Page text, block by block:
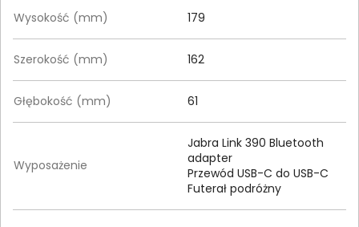
Wysokość (mm) 179
Szerokość (mm) 162
Głębokość (mm) 61
Wyposażenie
Jabra Link 390 Bluetooth
adapter
Przewód USB-C do USB-C
Futerał podróżny